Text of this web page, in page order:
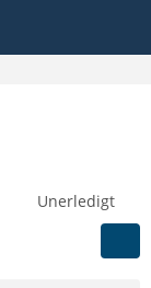
Unerledigt